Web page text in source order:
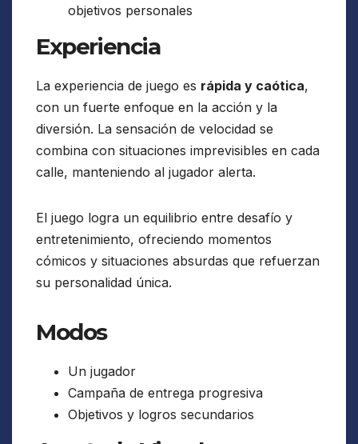
objetivos personales
Experiencia
La experiencia de juego es rápida y caótica,
con un fuerte enfoque en la acción y la
diversión. La sensación de velocidad se
combina con situaciones imprevisibles en cada
calle, manteniendo al jugador alerta.
El juego logra un equilibrio entre desafío y
entretenimiento, ofreciendo momentos
cómicos y situaciones absurdas que refuerzan
su personalidad única.
Modos
Un jugador
Campaña de entrega progresiva
Objetivos y logros secundarios